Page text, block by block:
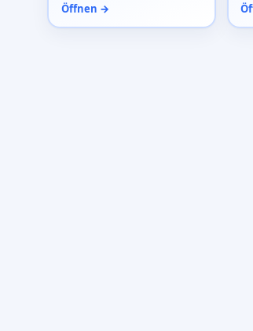
Öffnen →